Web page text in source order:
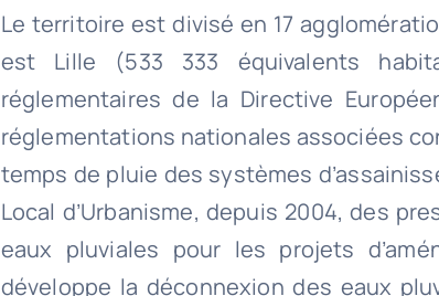
Le territoire est divisé en 17
est Lille (533 333 équivalents
réglementaires de la Directive
réglementations nationales associées
temps de pluie des systèmes
Local d’Urbanisme, depuis 2004, des
eaux pluviales pour les projets
développe la déconnexion des eaux